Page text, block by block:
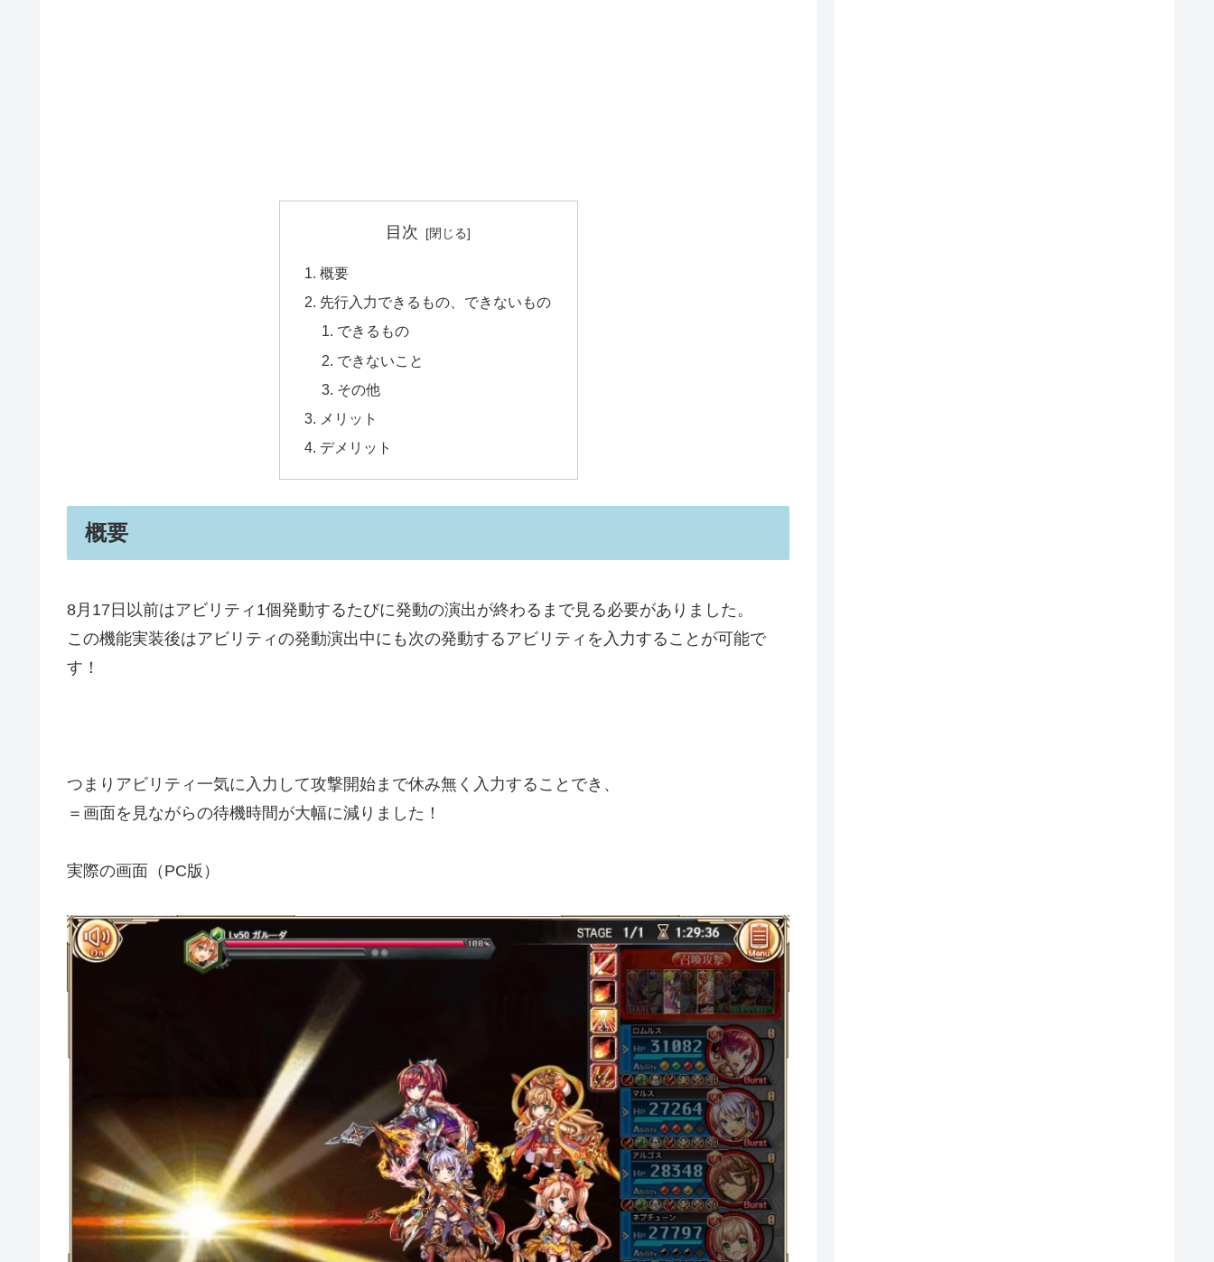
目次
概要
先行入力できるもの、できないもの
できるもの
できないこと
その他
メリット
デメリット
概要
8月17日以前はアビリティ1個発動するたびに発動の演出が終わるまで見る必要がありました。
この機能実装後はアビリティの発動演出中にも次の発動するアビリティを入力することが可能で
す！
つまりアビリティ一気に入力して攻撃開始まで休み無く入力することでき、
＝画面を見ながらの待機時間が大幅に減りました！
実際の画面（PC版）